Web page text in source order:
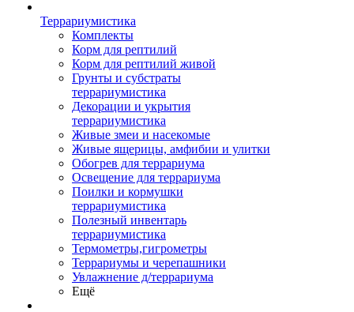
Террариумистика
Комплекты
Корм для рептилий
Корм для рептилий живой
Грунты и субстраты
террариумистика
Декорации и укрытия
террариумистика
Живые змеи и насекомые
Живые ящерицы, амфибии и улитки
Обогрев для террариума
Освещение для террариума
Поилки и кормушки
террариумистика
Полезный инвентарь
террариумистика
Термометры,гигрометры
Террариумы и черепашники
Увлажнение д/террариума
Ещё